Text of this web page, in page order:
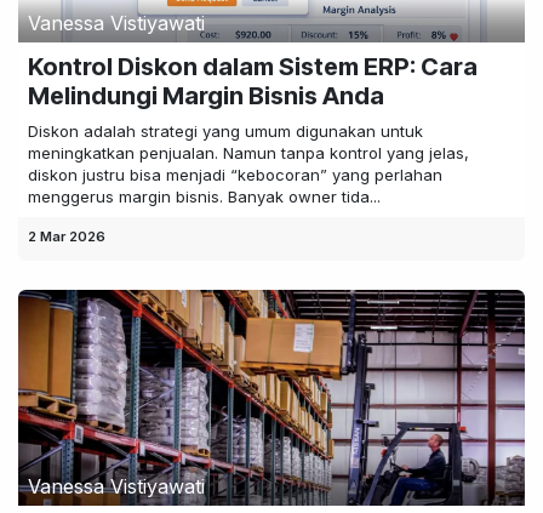
Vanessa Vistiyawati
Kontrol Diskon dalam Sistem ERP: Cara
Melindungi Margin Bisnis Anda
Diskon adalah strategi yang umum digunakan untuk
meningkatkan penjualan. Namun tanpa kontrol yang jelas,
diskon justru bisa menjadi “kebocoran” yang perlahan
menggerus margin bisnis. Banyak owner tida...
2 Mar 2026
Vanessa Vistiyawati